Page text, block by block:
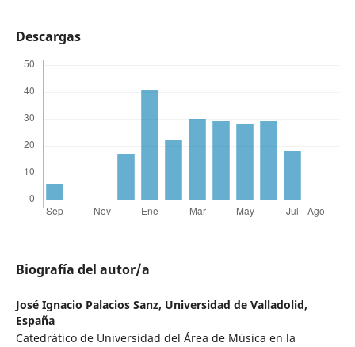
Descargas
Biografía del autor/a
José Ignacio Palacios Sanz, Universidad de Valladolid,
España
Catedrático de Universidad del Área de Música en la